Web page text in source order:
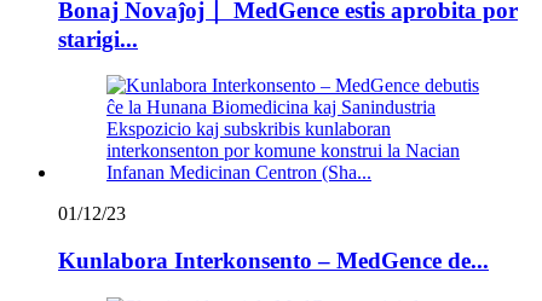
Bonaj Novaĵoj｜ MedGence estis aprobita por
starigi...
01/12/23
Kunlabora Interkonsento – MedGence de...